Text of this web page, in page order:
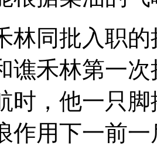
同批入职的
谯禾林第一
时，他一只
作用下一前